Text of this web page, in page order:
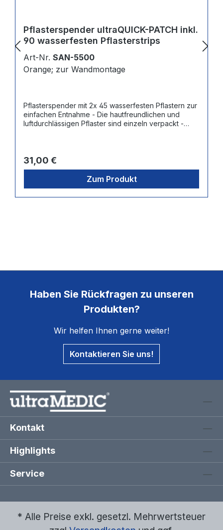
Pflasterspender ultraQUICK-PATCH inkl.
90 wasserfesten Pflasterstrips
Art-Nr. SAN-5500
Orange; zur Wandmontage
Pflasterspender mit 2x 45 wasserfesten Pflastern zur
einfachen Entnahme - Die hautfreundlichen und
luftdurchlässigen Pflaster sind einzeln verpackt -
5512) Blau + Detektierbar (Artnr. SAN-5513)
Regulärer Preis:
31,00 €
Zum Produkt
Haben Sie Rückfragen zu unseren
Produkten?
Wir helfen Ihnen gerne weiter!
Kontaktieren Sie uns!
Kontakt
Highlights
Service
* Alle Preise exkl. gesetzl. Mehrwertsteuer